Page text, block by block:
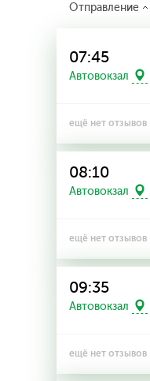
Отправление
07:45
Автовокзал
ещё нет отзывов
08:10
Автовокзал
ещё нет отзывов
09:35
Автовокзал
ещё нет отзывов